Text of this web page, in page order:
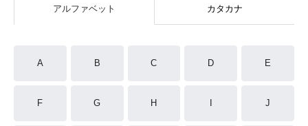
アルファベット カタカナ
A B C D E
F G H J